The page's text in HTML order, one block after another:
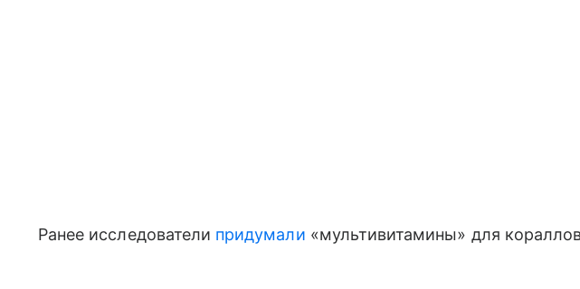
Ранее исследователи придумали «мультивитамины» для